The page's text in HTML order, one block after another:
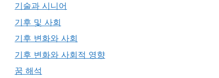
기술과 시니어
기후 및 사회
기후 변화와 사회
기후 변화와 사회적 영향
꿈 해석